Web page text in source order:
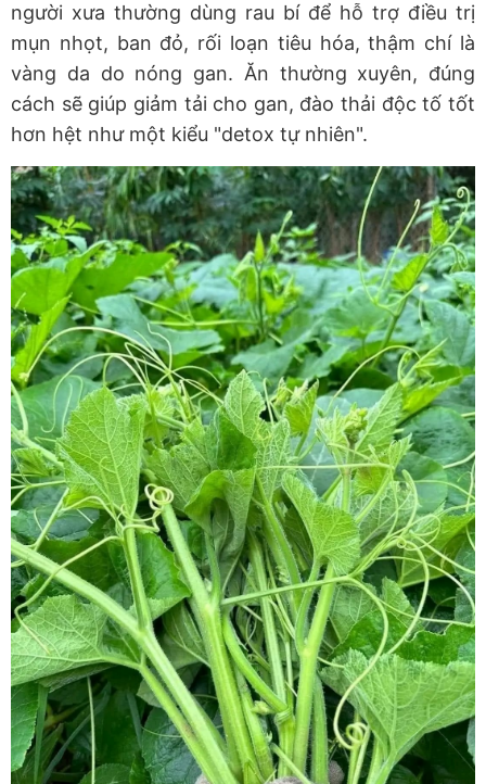
người xưa thường dùng rau bí để hỗ trợ điều trị
mụn nhọt, ban đỏ, rối loạn tiêu hóa, thậm chí là
vàng da do nóng gan. Ăn thường xuyên, đúng
cách sẽ giúp giảm tải cho gan, đào thải độc tố tốt
hơn hệt như một kiểu "detox tự nhiên".